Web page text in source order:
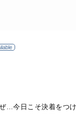
…今日こそ決着をつ